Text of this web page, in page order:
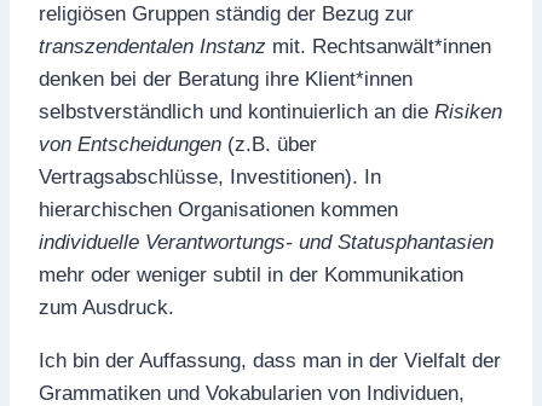
religiösen Gruppen ständig der Bezug zur
transzendentalen Instanz mit. Rechtsanwält*innen
denken bei der Beratung ihre Klient*innen
selbstverständlich und kontinuierlich an die Risiken
von Entscheidungen (z.B. über
Vertragsabschlüsse, Investitionen). In
hierarchischen Organisationen kommen
individuelle Verantwortungs- und Statusphantasien
mehr oder weniger subtil in der Kommunikation
zum Ausdruck.
Ich bin der Auffassung, dass man in der Vielfalt der
Grammatiken und Vokabularien von Individuen,